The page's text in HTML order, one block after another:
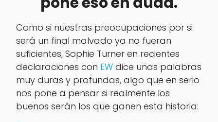
Como si nuestras preocupaciones por si
será un final malvado ya no fueran
suficientes, Sophie Turner en recientes
declaraciones con EWdice unas palabras
muy duras y profundas, algo que en serio
nos pone a pensar si realmente los
buenos serán los que ganen esta historia: